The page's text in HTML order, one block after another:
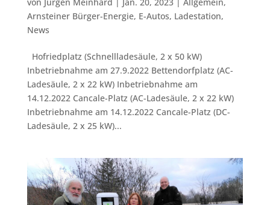
von Jürgen Meinhard Jan. 20, 2023| Allgemein,
Arnsteiner Bürger-Energie, E-Autos, Ladestation,
News
Hofriedplatz (Schnellladesäule, 2 x 50 kW)
Inbetriebnahme am 27.9.2022 Bettendorfplatz (AC-
Ladesäule, 2 x 22 kW) Inbetriebnahme am
14.12.2022 Cancale-Platz (AC-Ladesäule, 2 x 22 kW)
Inbetriebnahme am 14.12.2022 Cancale-Platz (DC-
Ladesäule, 2 x 25 kW)...